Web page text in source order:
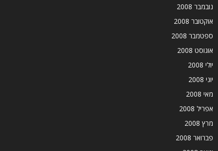
נובמבר 2008
אוקטובר 2008
ספטמבר 2008
אוגוסט 2008
יולי 2008
יוני 2008
מאי 2008
אפריל 2008
מרץ 2008
פברואר 2008